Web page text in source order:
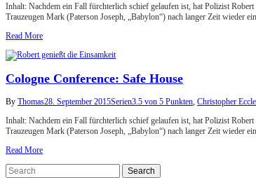
Inhalt: Nachdem ein Fall fürchterlich schief gelaufen ist, hat Polizist
Trauzeugen Mark (Paterson Joseph, „Babylon“) nach langer Zeit wieder
Read More
Cologne Conference: Safe House
By Thomas28. September 2015Serien3.5 von 5 Punkten Christopher
Inhalt: Nachdem ein Fall fürchterlich schief gelaufen ist, hat Polizist
Trauzeugen Mark (Paterson Joseph, „Babylon“) nach langer Zeit wieder
Read More